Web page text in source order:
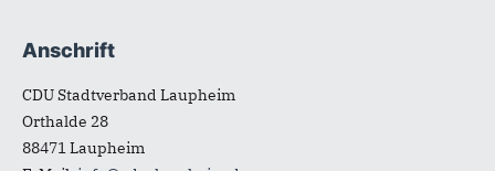
Fußbereich
Anschrift
CDU Stadtverband Laupheim
Orthalde 28
88471Laupheim